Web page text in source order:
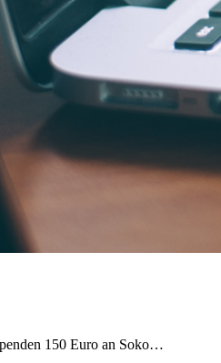
150 Euro an Soko…